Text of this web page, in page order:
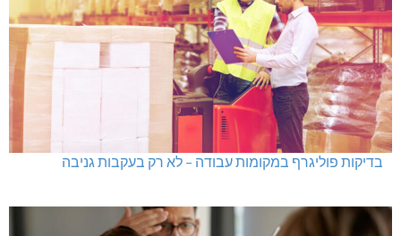
בדיקות פוליגרף במקומות עבודה – לא רק בעקבות גניבה